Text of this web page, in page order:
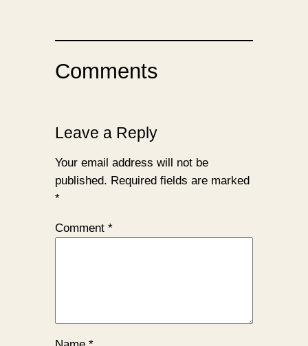
Comments
Leave a Reply
Your email address will not be
published. Required fields are marked
*
Comment *